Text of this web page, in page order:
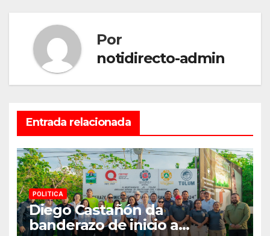
Por
notidirecto-admin
Entrada relacionada
POLITICA
Diego Castañón da
banderazo de inicio a